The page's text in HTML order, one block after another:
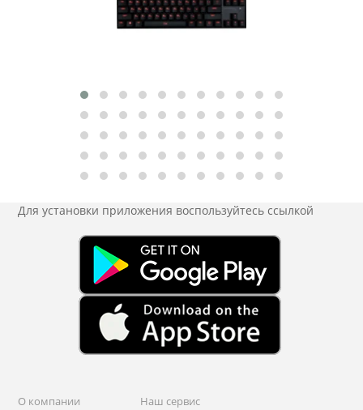
Для установки приложения воспользуйтесь ссылкой
О компании
Наш сервис